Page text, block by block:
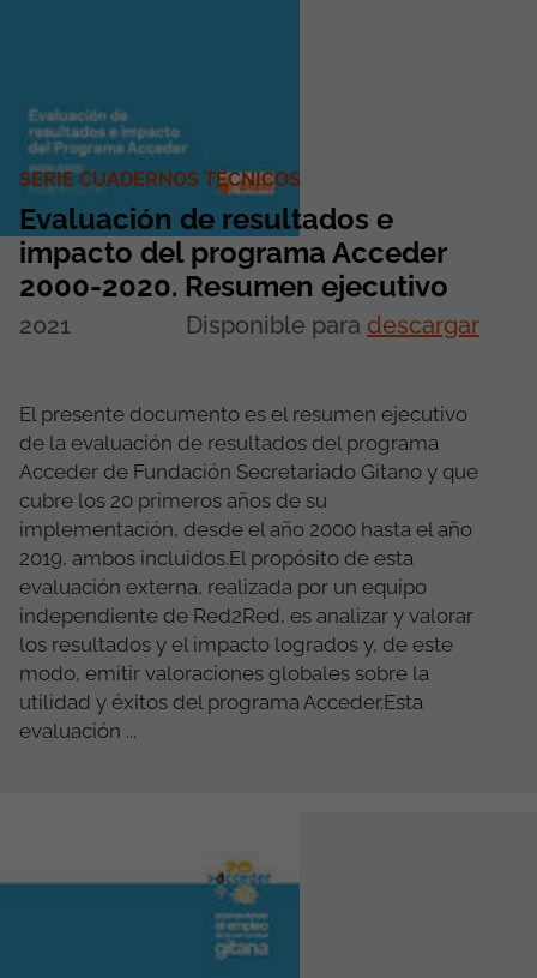
SERIE CUADERNOS TÉCNICOS
Evaluación de resultados e
impacto del programa Acceder
2000-2020. Resumen ejecutivo
2021 Disponible para descargar
El presente documento es el resumen ejecutivo
de la evaluación de resultados del programa
Acceder de Fundación Secretariado Gitano y que
cubre los 20 primeros años de su
implementación, desde el año 2000 hasta el año
2019, ambos incluidos.El propósito de esta
evaluación externa, realizada por un equipo
independiente de Red2Red, es analizar y valorar
los resultados y el impacto logrados y, de este
modo, emitir valoraciones globales sobre la
utilidad y éxitos del programa Acceder.Esta
evaluación ...